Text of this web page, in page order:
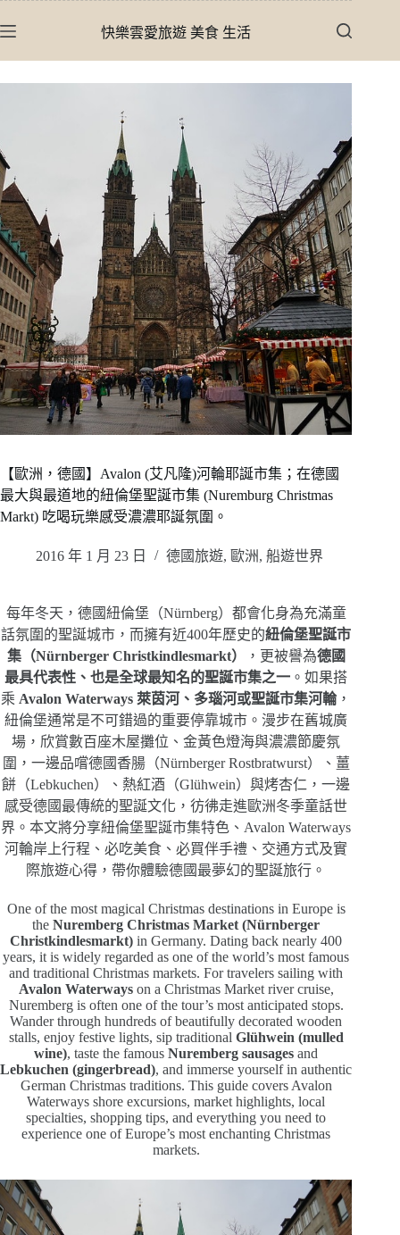
至
快樂雲愛旅遊 美食 生活
【歐洲，德國】Avalon (艾凡隆)河輪耶誕市集；在德國
最大與最道地的紐倫堡聖誕市集 (Nuremburg Christmas
Markt) 吃喝玩樂感受濃濃耶誕氛圍。
2016 年 1 月 23 日 德國旅遊, 歐洲, 船遊世界
每年冬天，德國紐倫堡（Nürnberg）都會化身為充滿童
話氛圍的聖誕城市，而擁有近400年歷史的紐倫堡聖誕市
集（Nürnberger Christkindlesmarkt）
，更被譽為德國
最具代表性、也是全球最知名的聖誕市集之一 。如果搭
乘 Avalon Waterways 萊茵河、多瑙河或聖誕市集河輪 ，
紐倫堡通常是不可錯過的重要停靠城市。漫步在舊城廣
場，欣賞數百座木屋攤位、金黃色燈海與濃濃節慶氛
圍，一邊品嚐德國香腸（Nürnberger Rostbratwurst）、薑
餅（Lebkuchen）、熱紅酒（Glühwein）與烤杏仁，一邊
感受德國最傳統的聖誕文化，彷彿走進歐洲冬季童話世
界。本文將分享紐倫堡聖誕市集特色、Avalon Waterways
河輪岸上行程、必吃美食、必買伴手禮、交通方式及實
際旅遊心得，帶你體驗德國最夢幻的聖誕旅行。
One of the most magical Christmas destinations in Europe is
theNuremberg Christmas Market (Nürnberger
Christkindlesmarkt) in Germany. Dating back nearly 400
years, it is widely regarded as one of the world’s most famous
and traditional Christmas markets. For travelers sailing with
Avalon Waterwayson a Christmas Market river cruise,
Nuremberg is often one of the tour’s most anticipated stops.
Wander through hundreds of beautifully decorated wooden
stalls, enjoy festive lights, sip traditional Glühwein (mulled
wine), taste the famousNuremberg sausages and
Lebkuchen (gingerbread), and immerse yourself in authentic
German Christmas traditions. This guide covers Avalon
Waterways shore excursions, market highlights, local
specialties, shopping tips, and everything you need to
experience one of Europe’s most enchanting Christmas
markets.